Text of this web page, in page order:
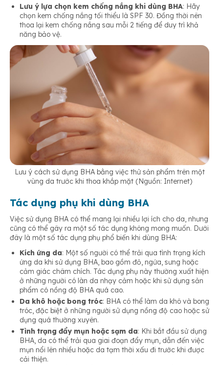
Lưu ý lựa chọn kem chống nắng khi dùng BHA: Hãy
chọn kem chống nắng tối thiểu là SPF 30. Đồng thời nên
thoa lại kem chống nắng sau mỗi 2 tiếng để duy trì khả
năng bảo vệ.
Lưu ý cách sử dụng BHA bằng việc thử sản phẩm trên một
vùng da trước khi thoa khắp mặt (Nguồn: Internet)
Tác dụng phụ khi dùng BHA
Việc sử dụng BHA có thể mang lại nhiều lợi ích cho da, nhưng
cũng có thể gây ra một số tác dụng không mong muốn. Dưới
đây là một số tác dụng phụ phổ biến khi dùng BHA:
Kích ứng da: Một số người có thể trải qua tình trạng kích
ứng da khi sử dụng BHA, bao gồm đỏ, ngứa, sưng hoặc
cảm giác châm chích. Tác dụng phụ này thường xuất hiện
ở những người có làn da nhạy cảm hoặc khi sử dụng sản
phẩm có nồng độ BHA quá cao.
Da khô hoặc bong tróc: BHA có thể làm da khô và bong
tróc, đặc biệt ở những người sử dụng nồng độ cao hoặc sử
dụng quá thường xuyên.
Tình trạng đẩy mụn hoặc sạm da: Khi bắt đầu sử dụng
BHA, da có thể trải qua giai đoạn đẩy mụn, dẫn đến việc
mụn nổi lên nhiều hoặc da tạm thời xấu đi trước khi được
cải thiện.